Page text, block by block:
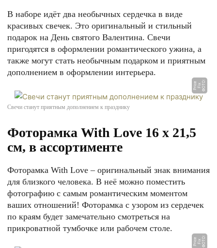
В наборе идёт два необычных сердечка в виде
красивых свечек. Это оригинальный и стильный
подарок на День святого Валентина. Свечи
пригодятся в оформлении романтического ужина, а
также могут стать необычным подарком и приятным
дополнением в оформлении интерьера.
Ф
О
Т О:
Fi
x P
ri
c
e
Свечи станут приятным дополнением к празднику
Фоторамка With Love 16 х 21,5
см, в ассортименте
Фоторамка With Love – оригинальный знак внимания
для близкого человека. В неё можно поместить
фотографию с самым романтическим моментом
ваших отношений! Фоторамка с узором из сердечек
по краям будет замечательно смотреться на
прикроватной тумбочке или рабочем столе.
Ф
О
Т О:
Fi
x P
ri
c
e